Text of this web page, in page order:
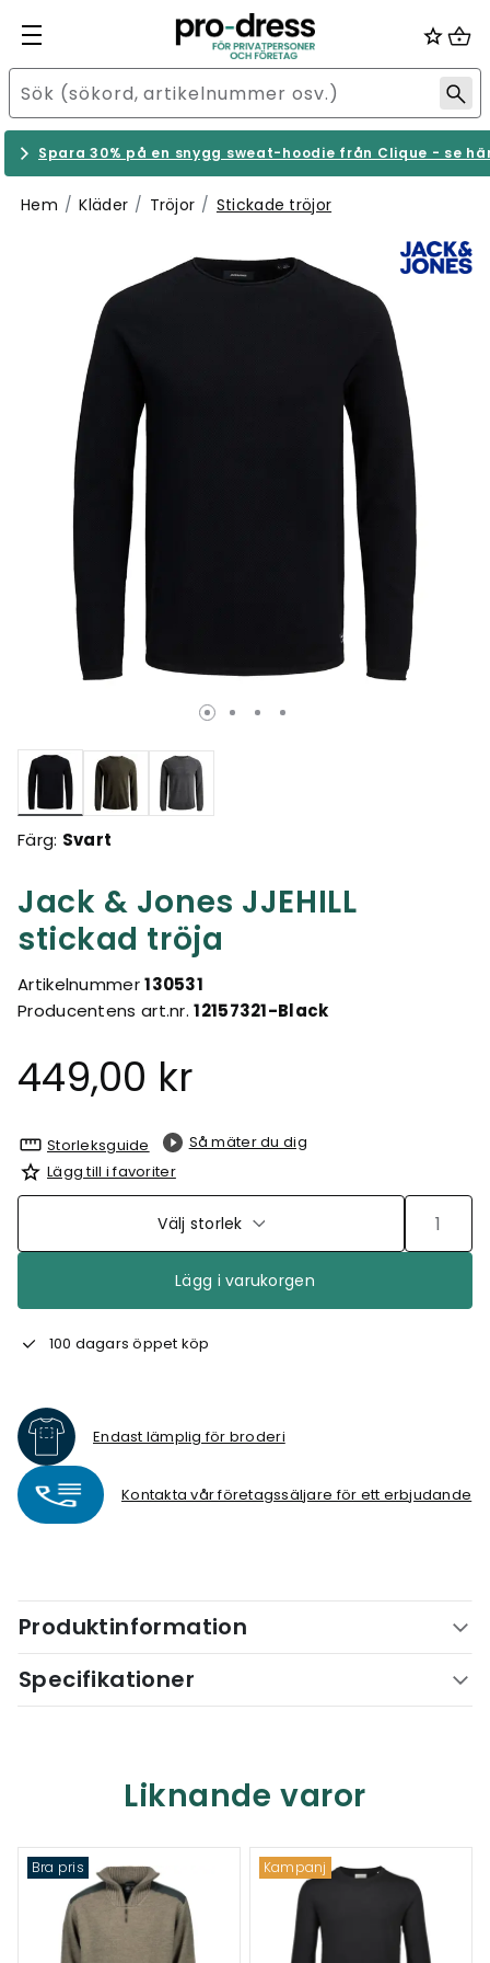
Spara 30% på en snygg sweat-hoodie från Clique - se
Hem Kläder Tröjor Stickade tröjor
Jack & Jones JJEHILL
stickad tröja
Artikelnummer130531
Producentens art.nr.12157321-Black
449,00 kr
Valda
Färg: Svart
Storleksguide
Så mäter du dig
Lägg till i favoriter
Välj storlek
Lägg i varukorgen
100 dagars öppet köp
Endast lämplig för broderi
Kontakta vår företagssäljare för ett erbjudande
Produktinformation
Specifikationer
Liknande varor
Bra pris Kampanj